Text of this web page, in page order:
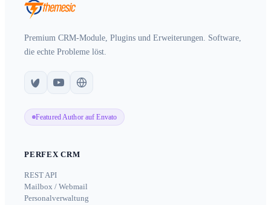
Premium CRM-Module, Plugins und Erweiterungen. Software,
die echte Probleme löst.
Featured Author auf Envato
PERFEX CRM
REST API
Mailbox / Webmail
Personalverwaltung